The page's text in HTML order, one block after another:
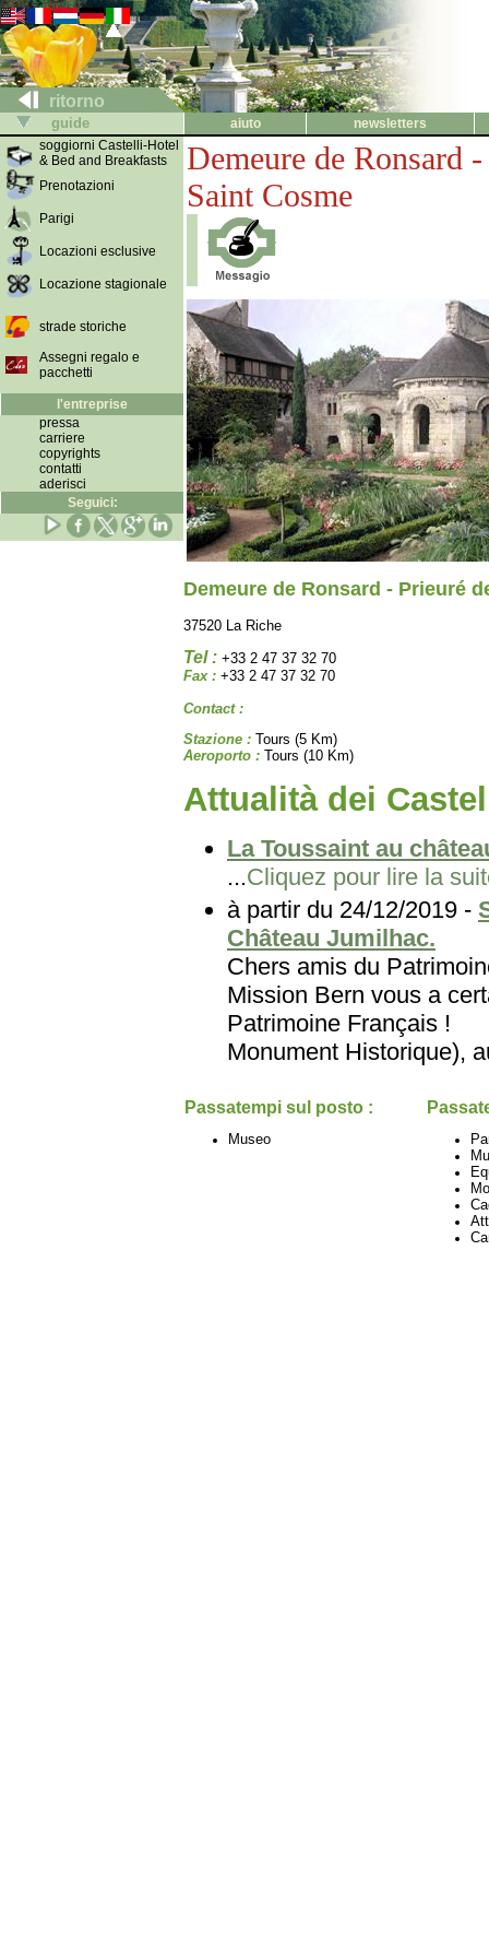
ritorno
guide aiuto
newsletters
soggiorni Castelli-Hotel
& Bed and Breakfasts
Prenotazioni
Parigi
Locazioni esclusive
Locazione stagionale
strade storiche
Assegni regalo e
pacchetti
l'entreprise
pressa
carriere
copyrights
contatti
aderisci
Seguici:
Demeure de Ronsard
Saint Cosme
Demeure de Ronsard - Prieuré
37520 La Riche
Tel : +33 2 47 37 32 70
Fax : +33 2 47 37 32 70
Contact :
Stazione : Tours (5 Km)
Aeroporto : Tours (10 Km)
Attualità dei
La Toussaint au
...Cliquez pour lire la
à partir du 24/12/2019 -
Château Jumilhac.
Chers amis du
Mission Bern vous a
Patrimoine
Monument Historique),
Passatempi sul posto :
Museo